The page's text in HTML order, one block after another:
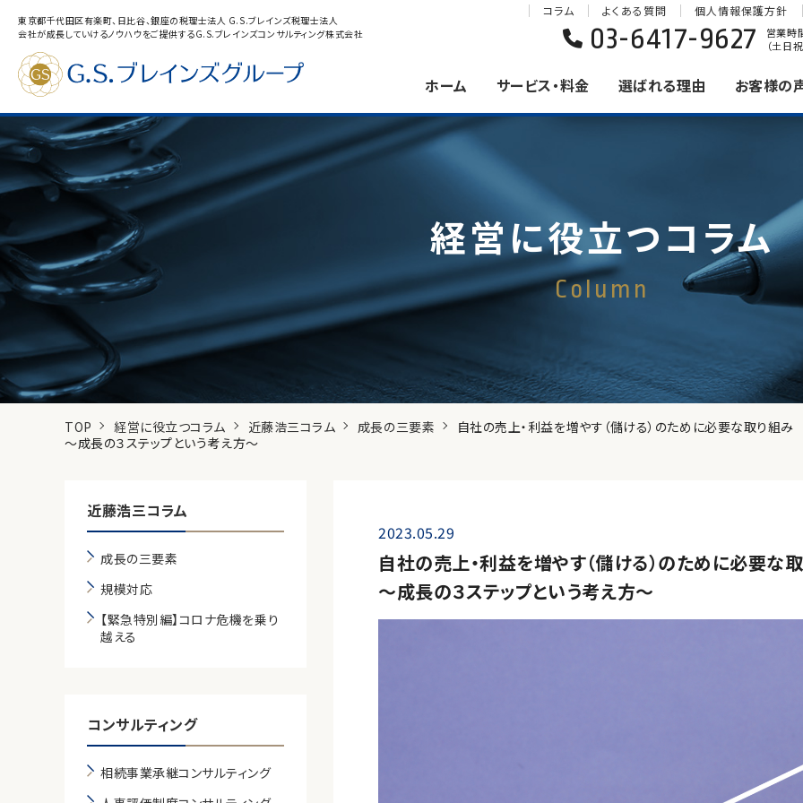
東京都千代田区有楽町、日比谷、銀座の税理士法人 G.S.ブレインズ税理士法人
会社が成長していけるノウハウをご提供するG.S.ブレインズコンサルティング株式会社
ホーム サービス・料金 選ばれる理由 お客様の
コラム よくある質問 個人情報保護方針
03-6417-9627
営業時
（土日
経営に役立つコラム
Column
TOP 経営に役立つコラム 近藤浩三コラム 成長の三要素
自社の売上・利益を増やす（儲ける）のために必要な取り組み
～成長の３ステップという考え方～
2023.05.29
自社の売上・利益を増やす（儲ける）のために必要な
～成長の３ステップという考え方～
近藤浩三コラム
成長の三要素
規模対応
【緊急特別編】コロナ危機を乗り
越える
コンサルティング
相続事業承継コンサルティング